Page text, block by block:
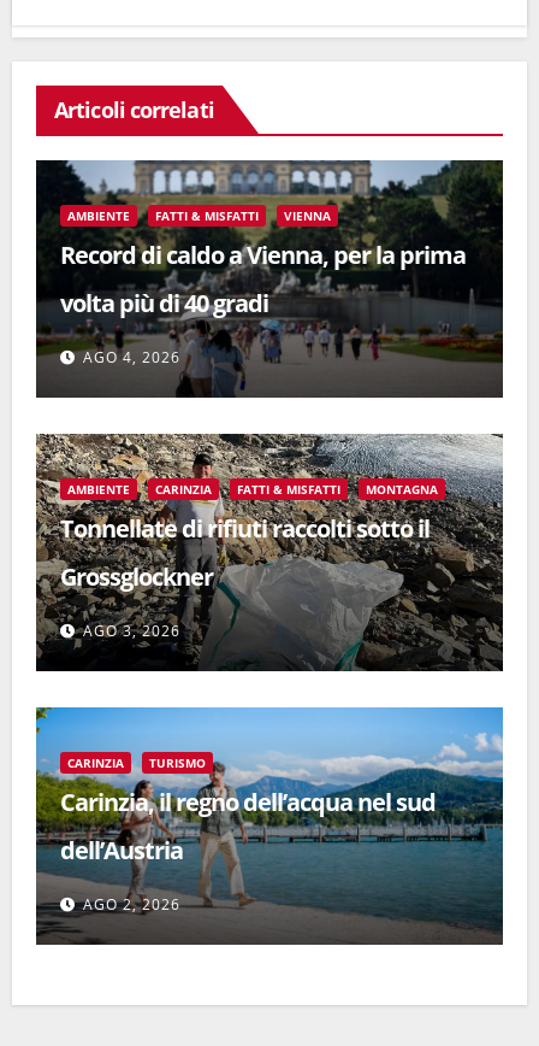
Articoli correlati
AMBIENTE FATTI & MISFATTI VIENNA
Record di caldo a Vienna, per la prima
volta più di 40 gradi
AGO 4, 2026
AMBIENTE CARINZIA FATTI & MISFATTI MONTAGNA
Tonnellate di rifiuti raccolti sotto il
Grossglockner
AGO 3, 2026
CARINZIA TURISMO
Carinzia, il regno dell’acqua nel sud
dell’Austria
AGO 2, 2026